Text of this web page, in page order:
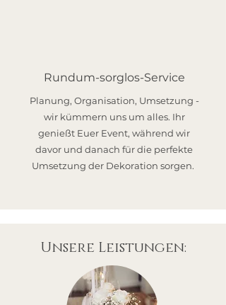
Rundum-sorglos-Service
Planung, Organisation, Umsetzung -
wir kümmern uns um alles. Ihr
genießt Euer Event, während wir
davor und danach für die perfekte
Umsetzung der Dekoration sorgen.
Unsere Leistungen: